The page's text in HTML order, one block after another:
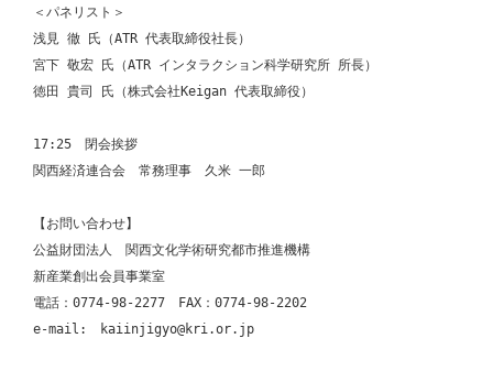
＜パネリスト＞
浅見 徹 氏（ATR 代表取締役社長）
宮下 敬宏 氏（ATR インタラクション科学研究所 所長）
徳田 貴司 氏（株式会社Keigan 代表取締役）
17:25　閉会挨拶
関西経済連合会　常務理事　久米 一郎
【お問い合わせ】
公益財団法人　関西文化学術研究都市推進機構
新産業創出会員事業室
電話：0774-98-2277　FAX：0774-98-2202
e-mail:　kaiinjigyo@kri.or.jp